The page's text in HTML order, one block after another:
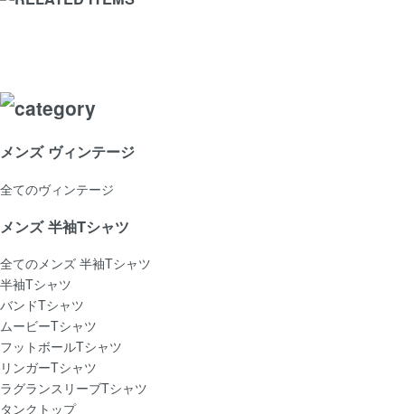
メンズ ヴィンテージ
全てのヴィンテージ
メンズ 半袖Tシャツ
全てのメンズ 半袖Tシャツ
半袖Tシャツ
バンドTシャツ
ムービーTシャツ
フットボールTシャツ
リンガーTシャツ
ラグランスリーブTシャツ
タンクトップ